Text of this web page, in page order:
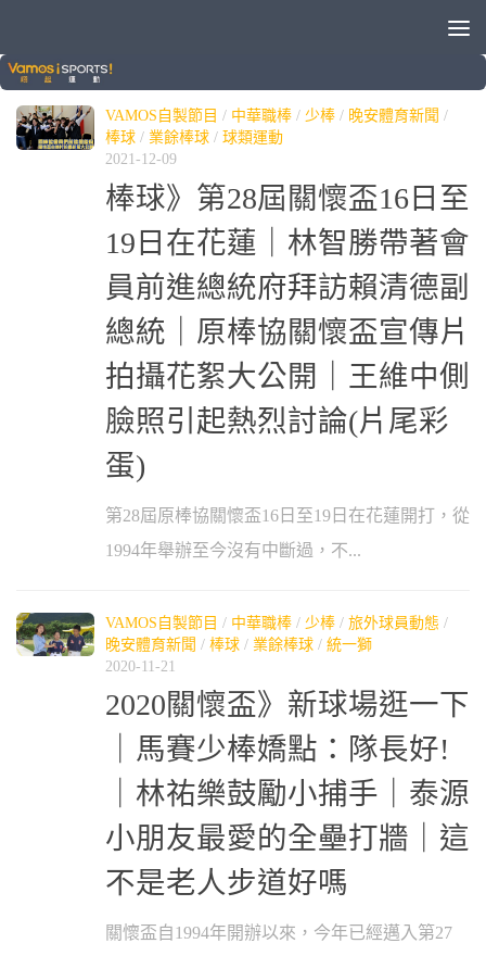
標籤：關懷盃
VAMOS自製節目 / 中華職棒 / 少棒 / 晚安體育新聞 /
棒球 / 業餘棒球 / 球類運動
2021-12-09
棒球》第28屆關懷盃16日至
19日在花蓮｜林智勝帶著會
員前進總統府拜訪賴清德副
總統｜原棒協關懷盃宣傳片
拍攝花絮大公開｜王維中側
臉照引起熱烈討論(片尾彩
蛋)
第28屆原棒協關懷盃16日至19日在花蓮開打，從
1994年舉辦至今沒有中斷過，不...
VAMOS自製節目 / 中華職棒 / 少棒 / 旅外球員動態 /
晚安體育新聞 / 棒球 / 業餘棒球 / 統一獅
2020-11-21
2020關懷盃》新球場逛一下
｜馬賽少棒嬌點：隊長好!
｜林祐樂鼓勵小捕手｜泰源
小朋友最愛的全壘打牆｜這
不是老人步道好嗎
關懷盃自1994年開辦以來，今年已經邁入第27